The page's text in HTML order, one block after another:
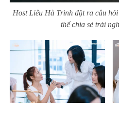
Host Liêu Hà Trinh đặt ra câu
thể chia sẻ trải